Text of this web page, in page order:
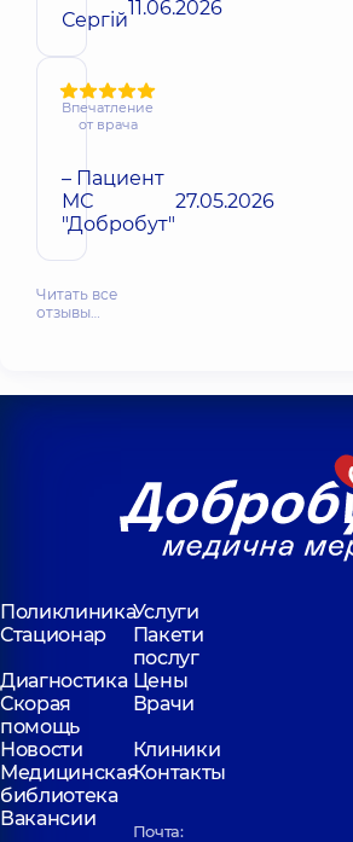
Сергій11.06.2026
Впечатление
от врача
– Пациент
МС
"Добробут"
27.05.2026
Читать все
отзывы…
ПоликлиникаУслуги
Стационар
Пакети
послуг
Диагностика Цены
Скорая
помощь
Врачи
Новости
Клиники
Медицинская
библиотека
Контакты
Вакансии
Почта: